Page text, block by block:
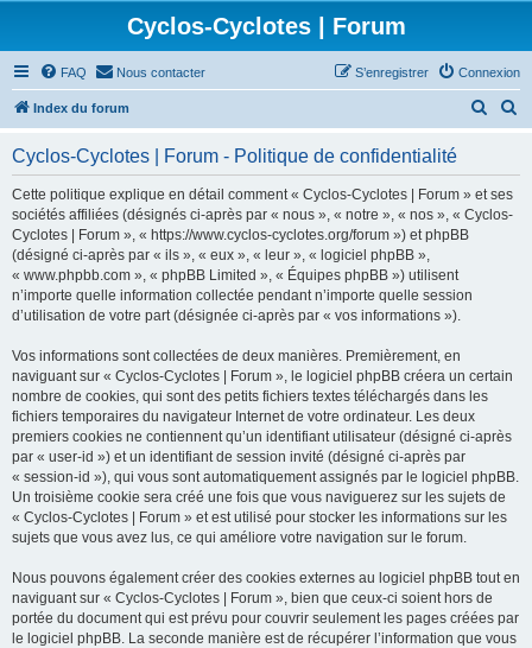
Cyclos-Cyclotes | Forum
FAQ Nous contacter Connexion
S’enregistrer
Index du forum
h
e
Cyclos-Cyclotes | Forum - Politique de confidentialité
Cette politique explique en détail comment « Cyclos-Cyclotes | Forum » et ses
sociétés affiliées (désignés ci-après par « nous », « notre », « nos », « Cyclos-
Cyclotes | Forum », « https://www.cyclos-cyclotes.org/forum ») et phpBB
(désigné ci-après par « ils », « eux », « leur », « logiciel phpBB »,
« www.phpbb.com », « phpBB Limited », « Équipes phpBB ») utilisent
n’importe quelle information collectée pendant n’importe quelle session
d’utilisation de votre part (désignée ci-après par « vos informations »).
Vos informations sont collectées de deux manières. Premièrement, en
naviguant sur « Cyclos-Cyclotes | Forum », le logiciel phpBB créera un certain
nombre de cookies, qui sont des petits fichiers textes téléchargés dans les
fichiers temporaires du navigateur Internet de votre ordinateur. Les deux
premiers cookies ne contiennent qu’un identifiant utilisateur (désigné ci-après
par « user-id ») et un identifiant de session invité (désigné ci-après par
« session-id »), qui vous sont automatiquement assignés par le logiciel phpBB.
Un troisième cookie sera créé une fois que vous naviguerez sur les sujets de
« Cyclos-Cyclotes | Forum » et est utilisé pour stocker les informations sur les
sujets que vous avez lus, ce qui améliore votre navigation sur le forum.
Nous pouvons également créer des cookies externes au logiciel phpBB tout en
naviguant sur « Cyclos-Cyclotes | Forum », bien que ceux-ci soient hors de
portée du document qui est prévu pour couvrir seulement les pages créées par
le logiciel phpBB. La seconde manière est de récupérer l’information que vous